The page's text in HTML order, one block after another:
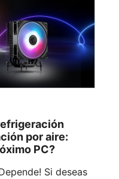
por aire:
PC?
Si deseas